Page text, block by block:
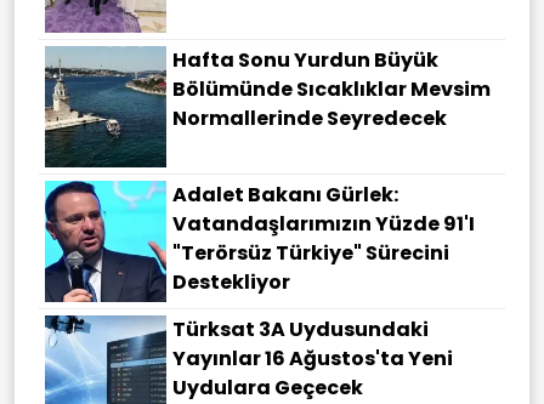
Hafta Sonu Yurdun Büyük
Bölümünde Sıcaklıklar Mevsim
Normallerinde Seyredecek
Adalet Bakanı Gürlek:
Vatandaşlarımızın Yüzde 91'i
"Terörsüz Türkiye" Sürecini
Destekliyor
Türksat 3A Uydusundaki
Yayınlar 16 Ağustos'ta Yeni
Uydulara Geçecek